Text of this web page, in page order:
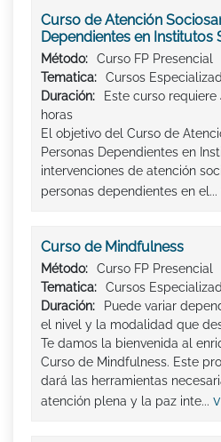
Curso de Atención
Dependientes en Institutos
Método:
Curso FP Presencial
Tematica:
Cursos
Duración:
Este curso requiere
horas
El objetivo del Curso de
Personas Dependientes en
intervenciones de atención
personas dependientes en el...
Curso de Mindfulness
Método:
Curso FP Presencial
Tematica:
Cursos
Duración:
Puede variar
el nivel y la modalidad que
Te damos la bienvenida al
Curso de Mindfulness. Este
dará las herramientas
atención plena y la paz inte...